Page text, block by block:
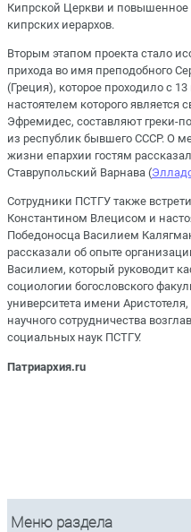
Кипрской Церкви и
кипрских иерархов.
Вторым этапом проекта стало
прихода во имя преподобного
(Греция), которое проходило с
настоятелем которого является
Эфремидес, составляют греки-
из республик бывшего СССР. О
жизни епархии гостям
Ставрупольский Варнава (
Сотрудники ПСТГУ также
Константином Влецисом и
Победоносца Василием
рассказали об опыте
Василием, который руководит
социологии богословского
университета имени
научного сотрудничества
социальных наук ПСТГУ.
Патриархия.ru
Меню раздела